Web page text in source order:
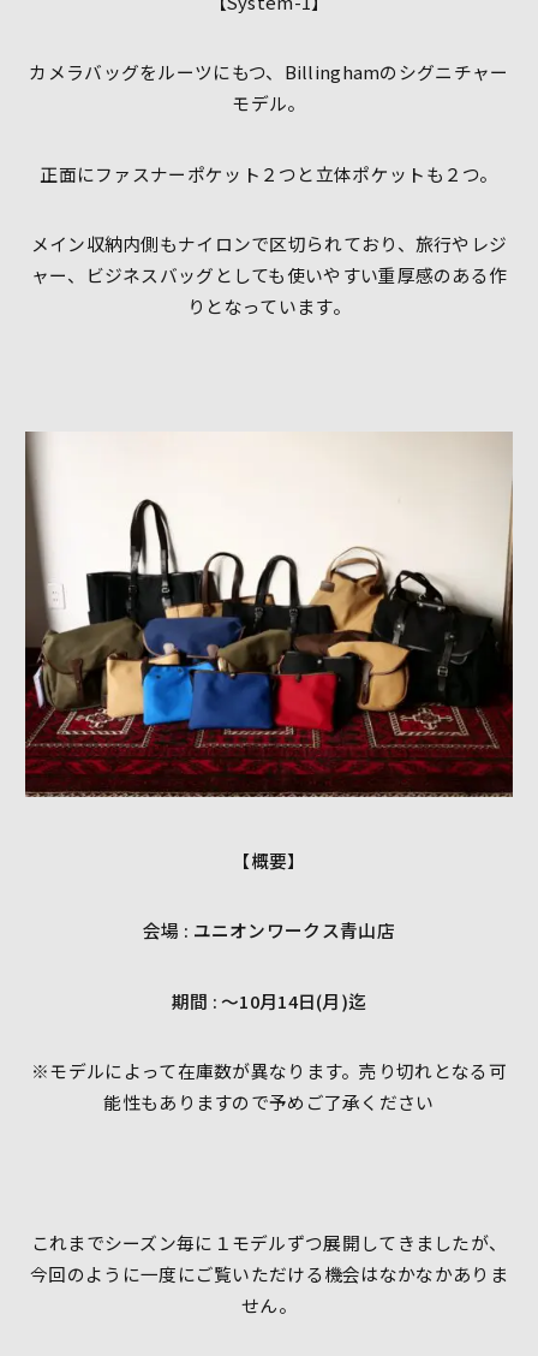
カメラバッグをルーツにもつ、Billinghamのシグニチャー
モデル。
正面にファスナーポケット２つと立体ポケットも２つ。
メイン収納内側もナイロンで区切られており、旅行やレジ
ャー、ビジネスバッグとしても使いやすい重厚感のある作
りとなっています。
【概要】
会場 : ユニオンワークス青山店
期間 : 〜10月14日(月)迄
※モデルによって在庫数が異なります。売り切れとなる可
能性もありますので予めご了承ください
これまでシーズン毎に１モデルずつ展開してきましたが、
今回のように一度にご覧いただける機会はなかなかありま
せん。